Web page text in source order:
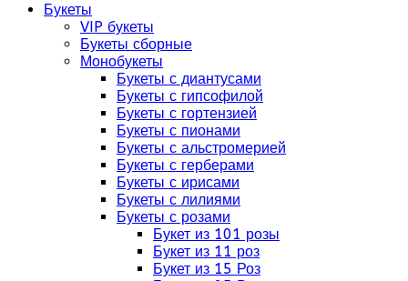
Букеты
VIP букеты
Букеты сборные
Монобукеты
Букеты с диантусами
Букеты с гипсофилой
Букеты с гортензией
Букеты с пионами
Букеты с альстромерией
Букеты с герберами
Букеты с ирисами
Букеты с лилиями
Букеты с розами
Букет из 101 розы
Букет из 11 роз
Букет из 15 Роз